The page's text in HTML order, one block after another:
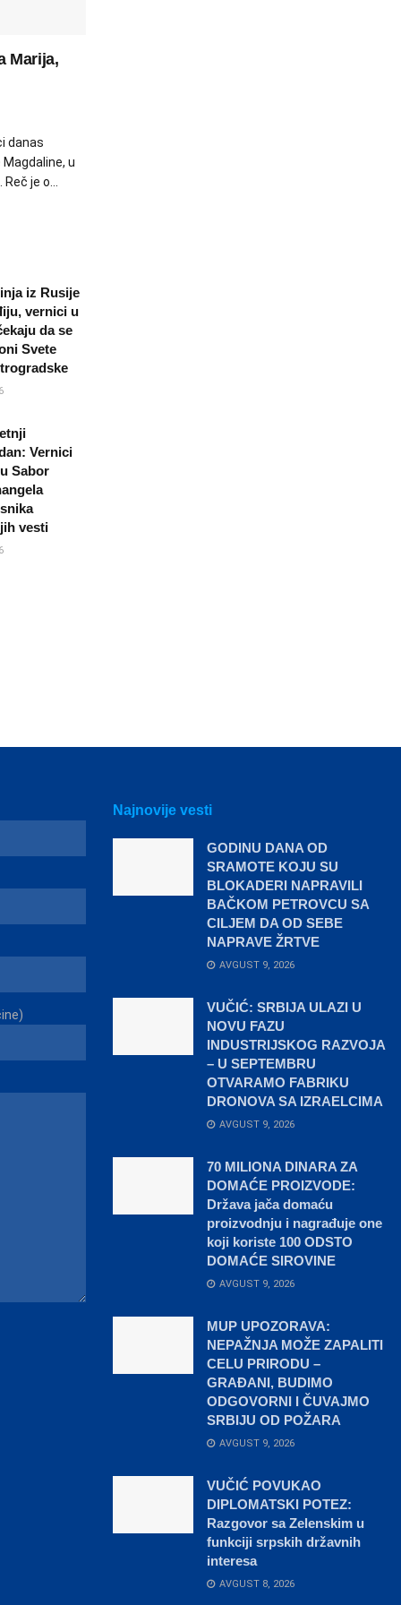
Marija,
danas
u
je o...
iz Rusije
vernici u
da se
Svete
Vernici
Sabor
vesti
Najnovije vesti
GODINU DANA OD
SRAMOTE KOJU SU
BLOKADERI NAPRAVILI
BAČKOM PETROVCU SA
CILJEM DA OD SEBE
NAPRAVE ŽRTVE
AVGUST 9, 2026
VUČIĆ: SRBIJA ULAZI U
NOVU FAZU
INDUSTRIJSKOG RAZVOJA
– U SEPTEMBRU
OTVARAMO FABRIKU
DRONOVA SA IZRAELCIMA
AVGUST 9, 2026
70 MILIONA DINARA ZA
DOMAĆE PROIZVODE:
Država jača domaću
proizvodnju i nagrađuje one
koji koriste 100 ODSTO
DOMAĆE SIROVINE
AVGUST 9, 2026
MUP UPOZORAVA:
NEPAŽNJA MOŽE ZAPALITI
CELU PRIRODU –
GRAĐANI, BUDIMO
ODGOVORNI I ČUVAJMO
SRBIJU OD POŽARA
AVGUST 9, 2026
VUČIĆ POVUKAO
DIPLOMATSKI POTEZ:
Razgovor sa Zelenskim u
funkciji srpskih državnih
interesa
AVGUST 8, 2026